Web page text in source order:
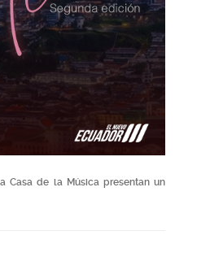
Casa de la Música presentan un